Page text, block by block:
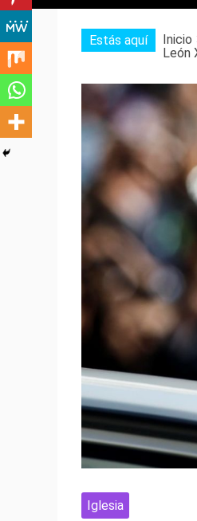
Estás aquí Inicio
León
Iglesia